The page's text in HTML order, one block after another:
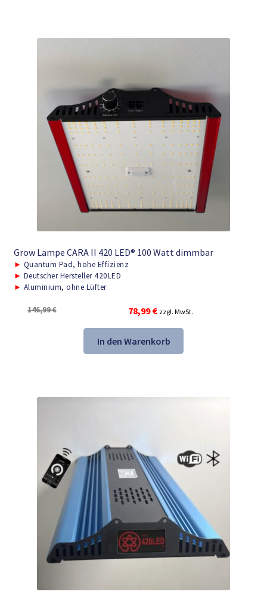
Grow Lampe CARA II 420 LED® 100 Watt dimmbar
► Quantum Pad, hohe Effizienz
► Deutscher Hersteller 420LED
► Aluminium, ohne Lüfter
146,99€
Ursprünglicher
war:
146,99 €
78,99€Aktueller
ist:
78,99 €.
zzgl. MwSt.
In den Warenkorb